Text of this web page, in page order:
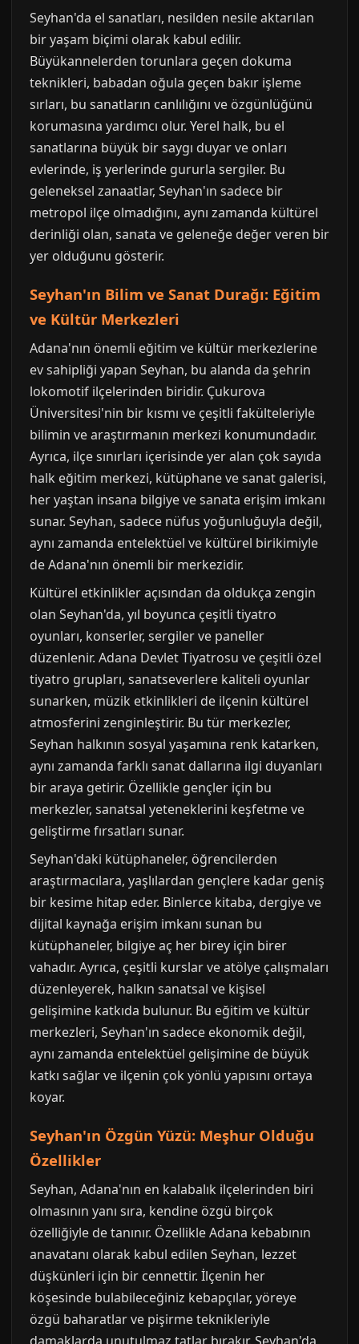
Seyhan'da el sanatları, nesilden nesile aktarılan
bir yaşam biçimi olarak kabul edilir.
Büyükannelerden torunlara geçen dokuma
teknikleri, babadan oğula geçen bakır işleme
sırları, bu sanatların canlılığını ve özgünlüğünü
korumasına yardımcı olur. Yerel halk, bu el
sanatlarına büyük bir saygı duyar ve onları
evlerinde, iş yerlerinde gururla sergiler. Bu
geleneksel zanaatlar, Seyhan'ın sadece bir
metropol ilçe olmadığını, aynı zamanda kültürel
derinliği olan, sanata ve geleneğe değer veren bir
yer olduğunu gösterir.
Seyhan'ın Bilim ve Sanat Durağı: Eğitim
ve Kültür Merkezleri
Adana'nın önemli eğitim ve kültür merkezlerine
ev sahipliği yapan Seyhan, bu alanda da şehrin
lokomotif ilçelerinden biridir. Çukurova
Üniversitesi'nin bir kısmı ve çeşitli fakülteleriyle
bilimin ve araştırmanın merkezi konumundadır.
Ayrıca, ilçe sınırları içerisinde yer alan çok sayıda
halk eğitim merkezi, kütüphane ve sanat galerisi,
her yaştan insana bilgiye ve sanata erişim imkanı
sunar. Seyhan, sadece nüfus yoğunluğuyla değil,
aynı zamanda entelektüel ve kültürel birikimiyle
de Adana'nın önemli bir merkezidir.
Kültürel etkinlikler açısından da oldukça zengin
olan Seyhan'da, yıl boyunca çeşitli tiyatro
oyunları, konserler, sergiler ve paneller
düzenlenir. Adana Devlet Tiyatrosu ve çeşitli özel
tiyatro grupları, sanatseverlere kaliteli oyunlar
sunarken, müzik etkinlikleri de ilçenin kültürel
atmosferini zenginleştirir. Bu tür merkezler,
Seyhan halkının sosyal yaşamına renk katarken,
aynı zamanda farklı sanat dallarına ilgi duyanları
bir araya getirir. Özellikle gençler için bu
merkezler, sanatsal yeteneklerini keşfetme ve
geliştirme fırsatları sunar.
Seyhan'daki kütüphaneler, öğrencilerden
araştırmacılara, yaşlılardan gençlere kadar geniş
bir kesime hitap eder. Binlerce kitaba, dergiye ve
dijital kaynağa erişim imkanı sunan bu
kütüphaneler, bilgiye aç her birey için birer
vahadır. Ayrıca, çeşitli kurslar ve atölye çalışmaları
düzenleyerek, halkın sanatsal ve kişisel
gelişimine katkıda bulunur. Bu eğitim ve kültür
merkezleri, Seyhan'ın sadece ekonomik değil,
aynı zamanda entelektüel gelişimine de büyük
katkı sağlar ve ilçenin çok yönlü yapısını ortaya
koyar.
Seyhan'ın Özgün Yüzü: Meşhur Olduğu
Özellikler
Seyhan, Adana'nın en kalabalık ilçelerinden biri
olmasının yanı sıra, kendine özgü birçok
özelliğiyle de tanınır. Özellikle Adana kebabının
anavatanı olarak kabul edilen Seyhan, lezzet
düşkünleri için bir cennettir. İlçenin her
köşesinde bulabileceğiniz kebapçılar, yöreye
özgü baharatlar ve pişirme teknikleriyle